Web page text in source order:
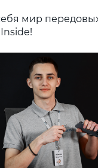
мир
товары
сегодня только
любого банка